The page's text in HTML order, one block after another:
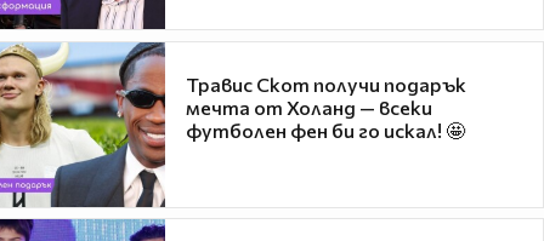
Травис Скот получи подарък
мечта от Холанд — всеки
футболен фен би го искал! 🤩